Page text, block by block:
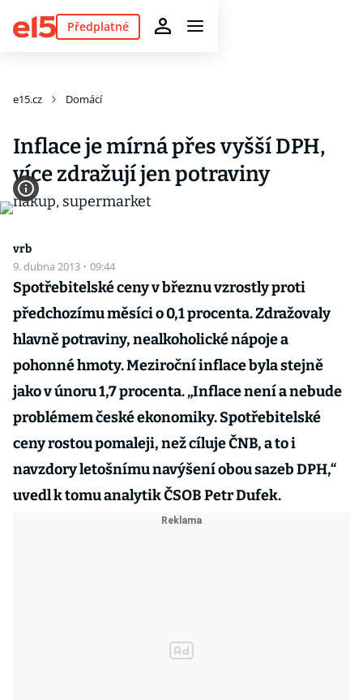
Předplatné
e15.cz Domácí
Inflace je mírná přes vyšší DPH,
více zdražují jen potraviny
vrb
9. dubna 2013 · 09:44
Spotřebitelské ceny v březnu vzrostly proti
předchozímu měsíci o 0,1 procenta. Zdražovaly
hlavně potraviny, nealkoholické nápoje a
pohonné hmoty. Meziroční inflace byla stejně
jako v únoru 1,7 procenta. „Inflace není a nebude
problémem české ekonomiky. Spotřebitelské
ceny rostou pomaleji, než cíluje ČNB, a to i
navzdory letošnímu navýšení obou sazeb DPH,“
uvedl k tomu analytik ČSOB Petr Dufek.